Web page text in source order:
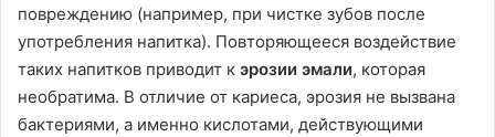
повреждению (например, при чистке зубов после
употребления напитка). Повторяющееся воздействие
таких напитков приводит к эрозии эмали, которая
необратима. В отличие от кариеса, эрозия не вызвана
бактериями, а именно кислотами, действующими